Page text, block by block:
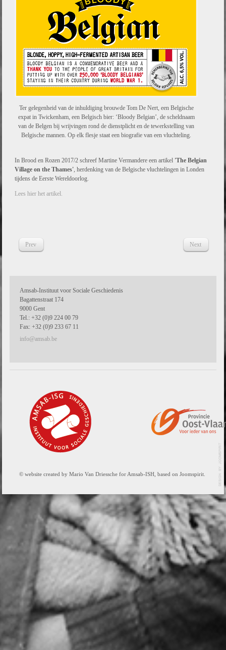
Ter gelegenheid van de inhuldiging brouwde Tom De Nert, een Belgische
expat in Twickenham, een Belgisch bier: ‘Bloody Belgian’, de scheldnaam
van de Belgen bij wrijvingen rond de dienstplicht en de tewerkstelling van
Belgische mannen. Op elk flesje staat een biografie van een vluchteling.
In Brood en Rozen 2017/2 schreef Martine Vermandere een artikel 'The Belgian
Village on the Thames' , herdenking van de Belgische vluchtelingen in Londen
tijdens de Eerste Wereldoorlog.
Lees hier het artikel.
Prev Next
Amsab-Instituut voor Sociale Geschiedenis
Bagattenstraat 174
9000 Gent
Tel.: +32 (0)9 224 00 79
Fax: +32 (0)9 233 67 11
info@amsab.be
© website created by Mario Van Driessche for Amsab-ISH, based on Joomspirit.